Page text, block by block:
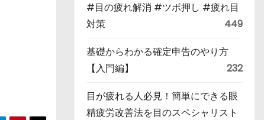
#目の疲れ解消 #ツボ押し #疲れ目
対策
449
基礎からわかる確定申告のやり方
【入門編】
232
目が疲れる人必見！簡単にできる眼
精疲労改善法を目のスペシャリスト